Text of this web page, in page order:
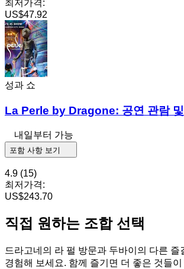
최저가격:
US$47.92
성과 쇼
La Perle by Dragone: 공연 관람
내일부터 가능
포함 사항 보기
4.9 (15)
최저가격:
US$243.70
직접 원하는 조합 선택
드라고네의 라 펄 방문과 두바이의 다른 즐
경험해 보세요. 함께 즐기면 더 좋은 것들